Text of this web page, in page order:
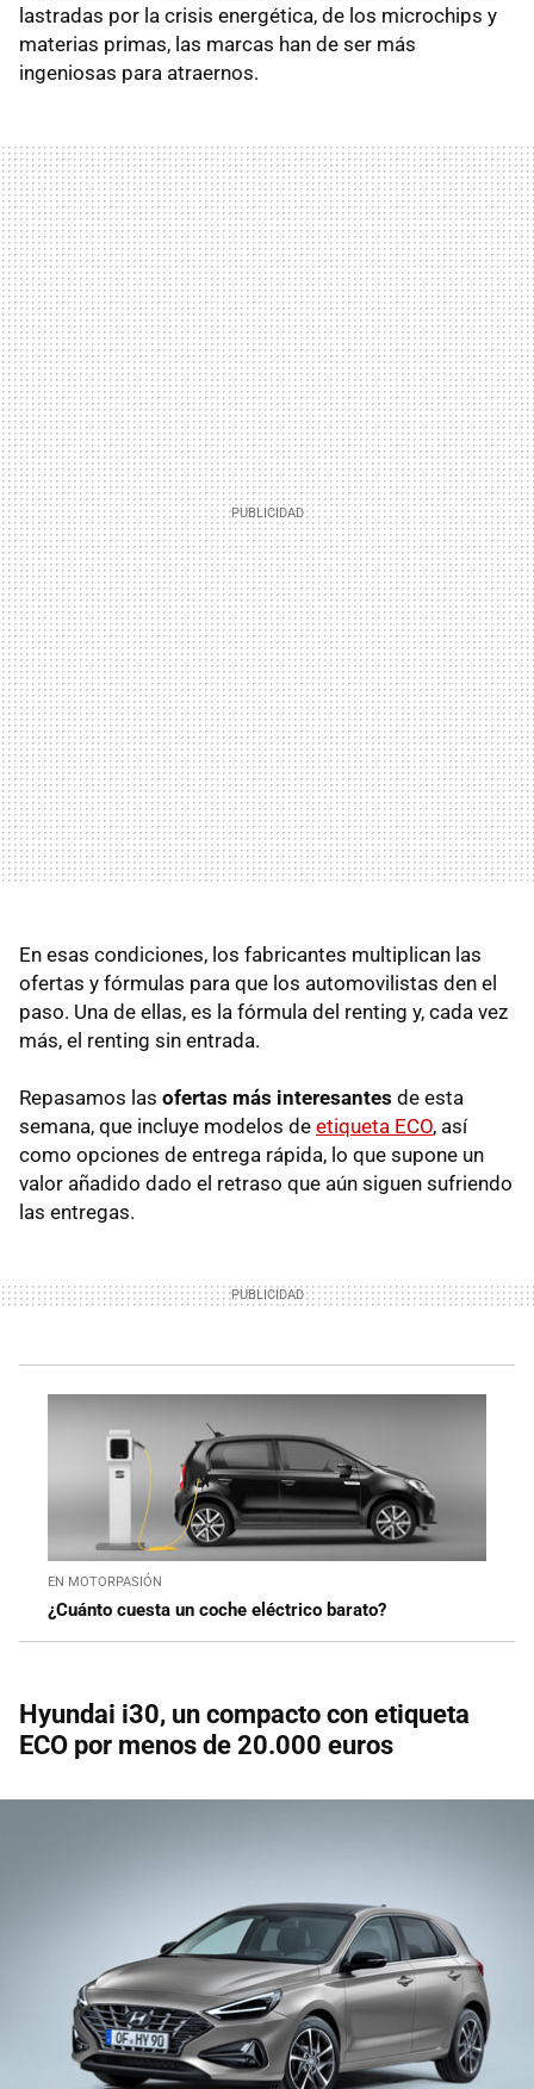
lastradas por la crisis energética, de los microchips y
materias primas, las marcas han de ser más
ingeniosas para atraernos.
En esas condiciones, los fabricantes multiplican las
ofertas y fórmulas para que los automovilistas den el
paso. Una de ellas, es la fórmula del renting y, cada vez
más, el renting sin entrada.
Repasamos las ofertas más interesantes de esta
semana, que incluye modelos de etiqueta ECO, así
como opciones de entrega rápida, lo que supone un
valor añadido dado el retraso que aún siguen sufriendo
las entregas.
EN MOTORPASIÓN
¿Cuánto cuesta un coche eléctrico barato?
Hyundai i30, un compacto con etiqueta
ECO por menos de 20.000 euros